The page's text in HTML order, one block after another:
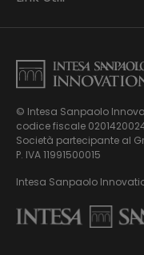
© Intesa Sanpaolo
codice fiscale
Società partecipante al
P. IVA 11991500015
Intesa Sanpaolo
Business
Chi siamo
News ed Eventi
Podcast
Virtual Tour
Informativa Privacy
Privacy e Cookie
Mappa del sito
Whistleblowing
Modello di gestione,